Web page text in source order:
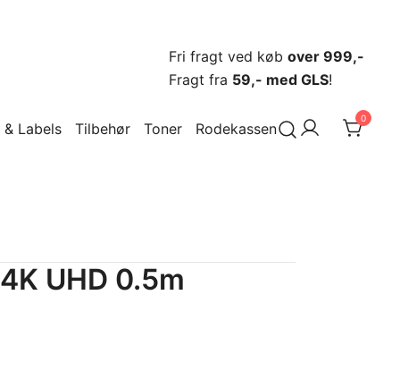
Fri fragt ved køb over 999,-
Fragt fra 59,- med GLS!
Labels Tilbehør Toner Rodekassen
0
UHD 0.5m